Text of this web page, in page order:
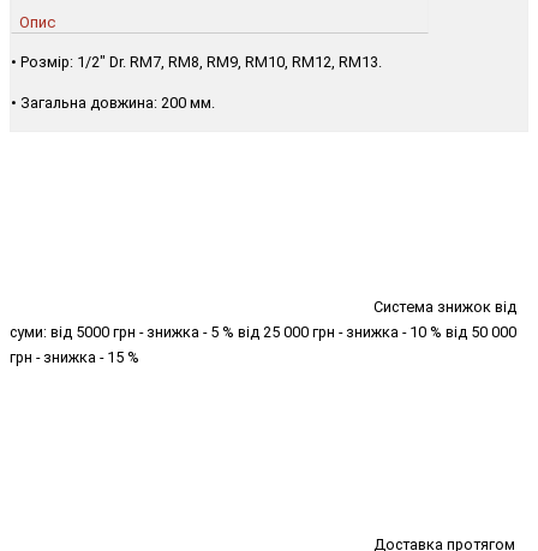
Опис
• Розмір: 1/2" Dr. RM7, RM8, RM9, RM10, RM12, RM13.
• Загальна довжина: 200 мм.
Система знижок від
суми: від 5000 грн - знижка - 5 % від 25 000 грн - знижка - 10 % від 50 000
грн - знижка - 15 %
Доставка протягом